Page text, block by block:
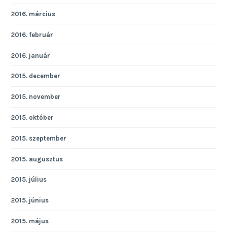
2016. március
2016. február
2016. január
2015. december
2015. november
2015. október
2015. szeptember
2015. augusztus
2015. július
2015. június
2015. május